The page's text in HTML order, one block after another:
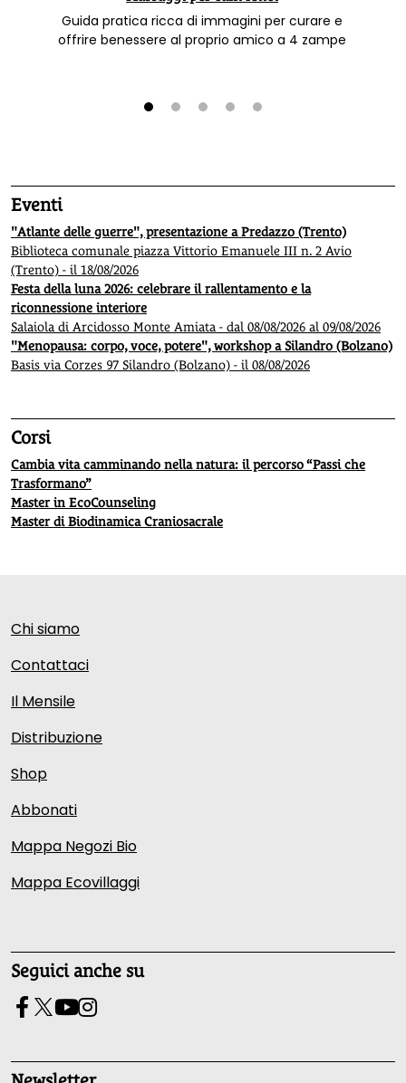
Guida pratica ricca di immagini per curare e
offrire benessere al proprio amico a 4 zampe
Eventi
"Atlante delle guerre", presentazione a Predazzo (Trento)
Biblioteca comunale piazza Vittorio Emanuele III n. 2 Avio
(Trento) - il 18/08/2026
Festa della luna 2026: celebrare il rallentamento e la
riconnessione interiore
Salaiola di Arcidosso Monte Amiata - dal 08/08/2026 al 09/08/2026
"Menopausa: corpo, voce, potere", workshop a Silandro (Bolzano)
Basis via Corzes 97 Silandro (Bolzano) - il 08/08/2026
Corsi
Cambia vita camminando nella natura: il percorso “Passi che
Trasformano”
Master in EcoCounseling
Master di Biodinamica Craniosacrale
Chi siamo
Contattaci
Il Mensile
Distribuzione
Shop
Abbonati
Mappa Negozi Bio
Mappa Ecovillaggi
Seguici anche su